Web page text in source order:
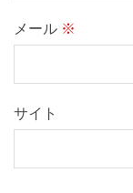
メール ※
サイト